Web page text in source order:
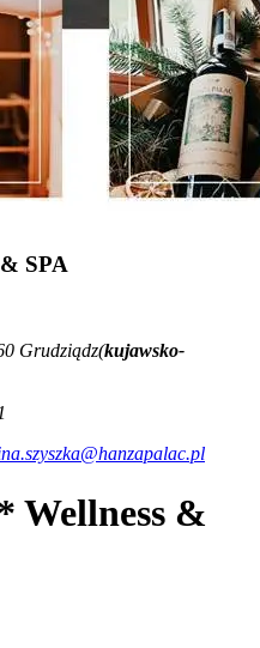
SPA
Grudziądz(kujawsko-
Wellness &